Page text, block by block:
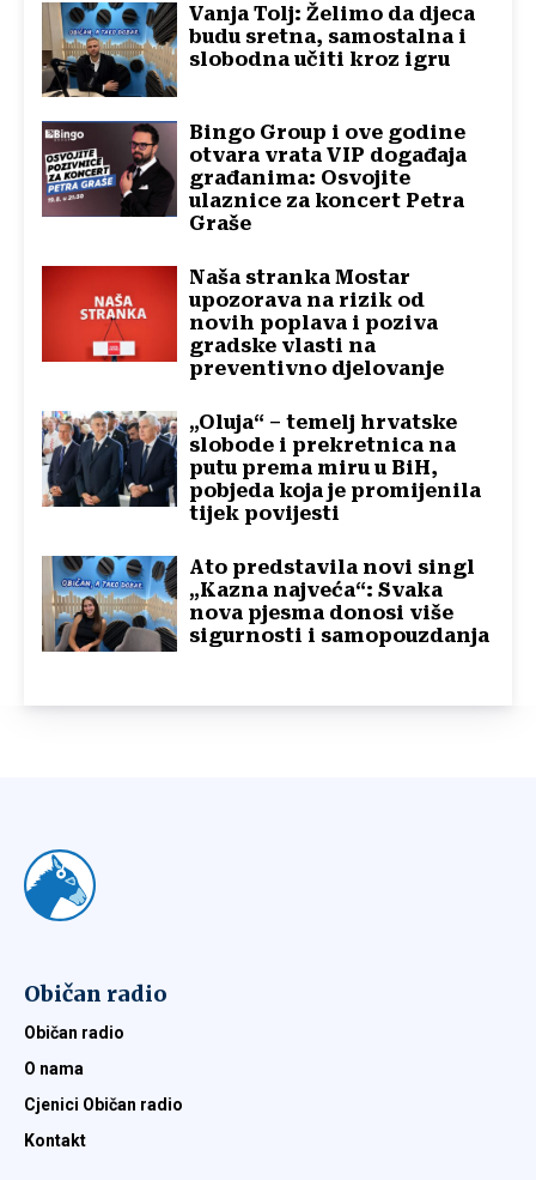
Vanja Tolj: Želimo da djeca
budu sretna, samostalna i
slobodna učiti kroz igru
Bingo Group i ove godine
otvara vrata VIP događaja
građanima: Osvojite
ulaznice za koncert Petra
Graše
Naša stranka Mostar
upozorava na rizik od
novih poplava i poziva
gradske vlasti na
preventivno djelovanje
„Oluja“ – temelj hrvatske
slobode i prekretnica na
putu prema miru u BiH,
pobjeda koja je promijenila
tijek povijesti
Ato predstavila novi singl
„Kazna najveća“: Svaka
nova pjesma donosi više
sigurnosti i samopouzdanja
Običan radio
Običan radio
O nama
Cjenici Običan radio
Kontakt